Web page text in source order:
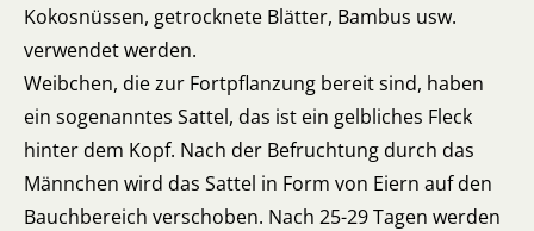
Kokosnüssen, getrocknete Blätter, Bambus usw.
verwendet werden.
Weibchen, die zur Fortpflanzung bereit sind, haben
ein sogenanntes Sattel, das ist ein gelbliches Fleck
hinter dem Kopf. Nach der Befruchtung durch das
Männchen wird das Sattel in Form von Eiern auf den
Bauchbereich verschoben. Nach 25-29 Tagen werden